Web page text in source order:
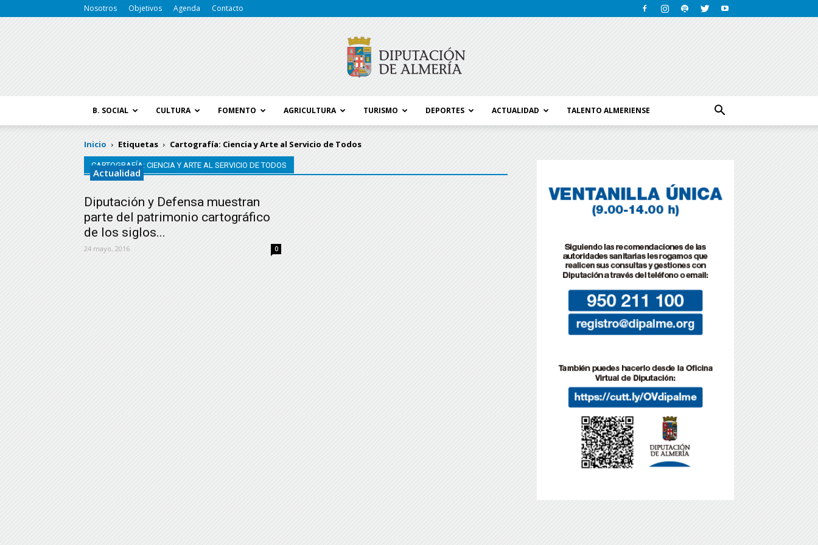
Nosotros Objetivos Agenda Contacto
B. SOCIAL CULTURA FOMENTO AGRICULTURA TURISMO DEPORTES ACTUALIDAD TALENTO ALMERIENSE
Inicio Etiquetas Cartografía: Ciencia y Arte al Servicio de Todos
CARTOGRAFÍA: CIENCIA Y ARTE AL SERVICIO DE TODOS
Actualidad
Diputación y Defensa muestran
parte del patrimonio cartográfico
de los siglos...
24 mayo, 2016 0